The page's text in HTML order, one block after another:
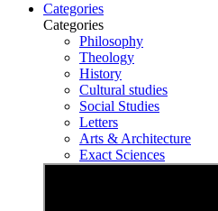
Categories
Categories
Philosophy
Theology
History
Cultural studies
Social Studies
Letters
Arts & Architecture
Exact Sciences